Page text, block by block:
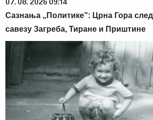
07. 08. 2026 09:14
Сазнања „Политике”: Црна Гора
савезу Загреба, Тиране и Приштине